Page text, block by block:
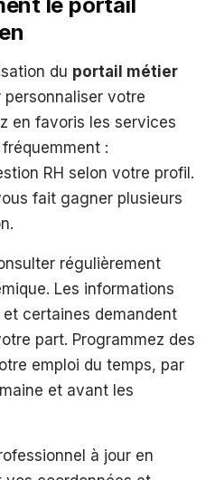
le portail
du portail métier
votre
en favoris les services
:
RH selon votre profil.
fait gagner plusieurs
régulièrement
Les informations
certaines demandent
part. Programmez des
emploi du temps, par
et avant les
à jour en